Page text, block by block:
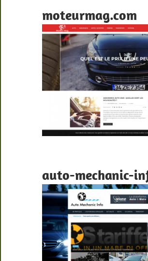
moteurmag.com
auto-mechanic-